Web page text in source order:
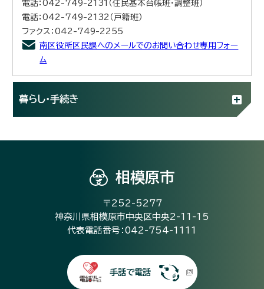
電話：042-749-2131（住民基本台帳班・調整班）
電話：042-749-2132（戸籍班）
ファクス：042-749-2255
南区役所区民課へのメールでのお問い合わせ専用フォー
ム
暮らし・手続き
相模原市
〒252-5277
神奈川県相模原市中央区中央2-11-15
代表電話番号：042-754-1111
手話で電話